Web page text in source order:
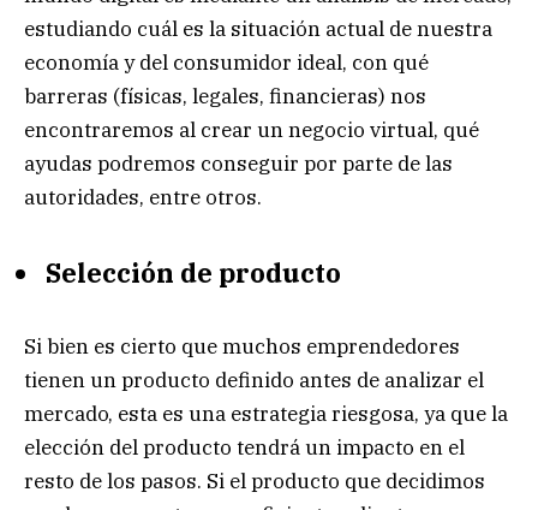
estudiando cuál es la situación actual de nuestra
economía y del consumidor ideal, con qué
barreras (físicas, legales, financieras) nos
encontraremos al crear un negocio virtual, qué
ayudas podremos conseguir por parte de las
autoridades, entre otros.
Selección de producto
Si bien es cierto que muchos emprendedores
tienen un producto definido antes de analizar el
mercado, esta es una estrategia riesgosa, ya que la
elección del producto tendrá un impacto en el
resto de los pasos. Si el producto que decidimos